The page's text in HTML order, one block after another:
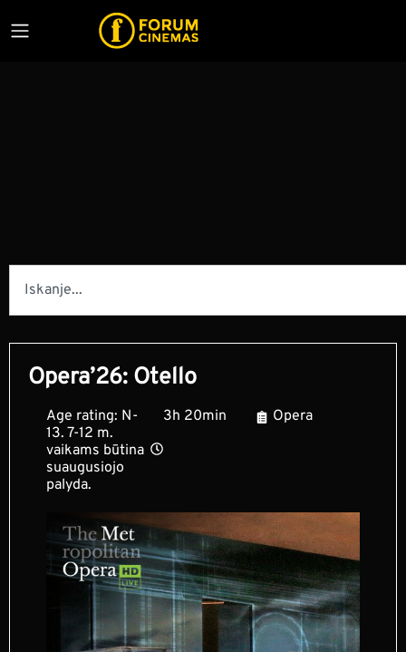
Opera’26: Otello
Age rating: N-
13. 7-12 m.
vaikams būtina
suaugusiojo
palyda.
3h 20min Opera